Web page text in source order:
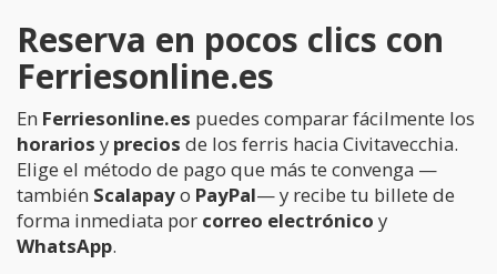
Reserva en pocos clics con
Ferriesonline.es
En Ferriesonline.es puedes comparar fácilmente los
horarios y precios de los ferris hacia Civitavecchia.
Elige el método de pago que más te convenga —
también Scalapayo PayPal— y recibe tu billete de
forma inmediata por correo electrónico y
WhatsApp.